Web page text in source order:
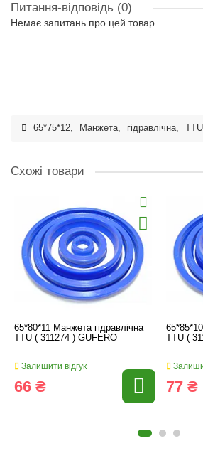
Питання-відповідь (0)
Немає запитань про цей товар.
65*75*12, Манжета, гідравлічна, TTU
Схожі товари
65*80*11 Манжета гідравлічна
TTU ( 311274 ) GUFERO
Залишити відгук
66 ₴
TTU (
77 ₴